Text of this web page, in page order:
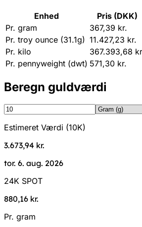
Enhed
Pris (DKK)
Pr. gram
367,39 kr.
Pr. troy ounce (31.1g) 11.427,23 kr.
Pr. kilo
367.393,68
Pr. pennyweight (dwt) 571,30 kr.
Beregn guldværdi
Estimeret Værdi (10K)
3.673,94 kr.
tor. 6. aug. 2026
24K SPOT
880,16 kr.
Pr. gram